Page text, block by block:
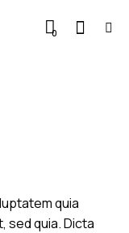
0
quia
sed quia. Dicta